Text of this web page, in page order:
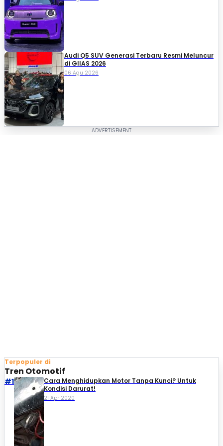
Audi Q5 SUV Generasi Terbaru Resmi Meluncur
di GIIAS 2026
06 Agu 2026
Terpopuler di
Tren Otomotif
#1
Cara Menghidupkan Motor Tanpa Kunci? Untuk
Kondisi Darurat!
21 Apr 2020